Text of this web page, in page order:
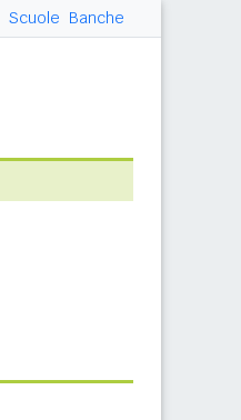
Scuole Banche